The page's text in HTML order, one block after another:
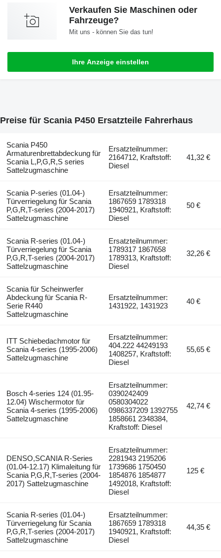
Verkaufen Sie Maschinen oder
Fahrzeuge?
Mit uns - können Sie das tun!
Ihre Anzeige einstellen
Preise für Scania P450 Ersatzteile Fahrerhaus
Scania P450
Armaturenbrettabdeckung für
Scania L,P,G,R,S series
Sattelzugmaschine
Ersatzteilnummer:
2164712, Kraftstoff:
Diesel
41,32 €
Scania P-series (01.04-)
Türverriegelung für Scania
P,G,R,T-series (2004-2017)
Sattelzugmaschine
Ersatzteilnummer:
1867659 1789318
1940921, Kraftstoff:
Diesel
50 €
Scania R-series (01.04-)
Türverriegelung für Scania
P,G,R,T-series (2004-2017)
Sattelzugmaschine
Ersatzteilnummer:
1789317 1867658
1789313, Kraftstoff:
Diesel
32,26 €
Scania für Scheinwerfer
Abdeckung für Scania R-
Serie R440
Sattelzugmaschine
Ersatzteilnummer:
1431922, 1431923
40 €
ITT Schiebedachmotor für
Scania 4-series (1995-2006)
Sattelzugmaschine
Ersatzteilnummer:
404.222 44249193
1408257, Kraftstoff:
Diesel
55,65 €
Bosch 4-series 124 (01.95-
12.04) Wischermotor für
Scania 4-series (1995-2006)
Sattelzugmaschine
Ersatzteilnummer:
0390242409
0580304022
0986337209 1392755
1858661 2348384,
Kraftstoff: Diesel
42,74 €
DENSO,SCANIA R-Series
(01.04-12.17) Klimaleitung für
Scania P,G,R,T-series (2004-
2017) Sattelzugmaschine
Ersatzteilnummer:
2281943 2195206
1739686 1750450
1854876 1854877
1492018, Kraftstoff:
Diesel
125 €
Scania R-series (01.04-)
Türverriegelung für Scania
P,G,R,T-series (2004-2017)
Sattelzugmaschine
Ersatzteilnummer:
1867659 1789318
1940921, Kraftstoff:
Diesel
44,35 €